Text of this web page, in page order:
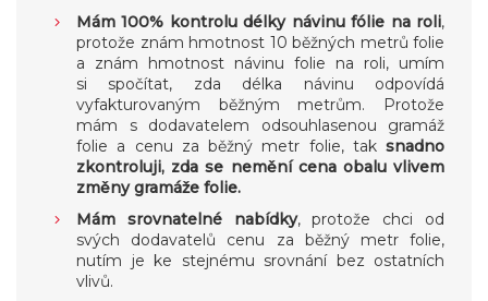
Mám 100% kontrolu délky návinu fólie na roli,
protože znám hmotnost 10 běžných metrů folie
a znám hmotnost návinu folie na roli, umím
si spočítat, zda délka návinu odpovídá
vyfakturovaným běžným metrům. Protože
mám s dodavatelem odsouhlasenou gramáž
folie a cenu za běžný metr folie, tak snadno
zkontroluji, zda se nemění cena obalu vlivem
změny gramáže folie.
Mám srovnatelné nabídky, protože chci od
svých dodavatelů cenu za běžný metr folie,
nutím je ke stejnému srovnání bez ostatních
vlivů.